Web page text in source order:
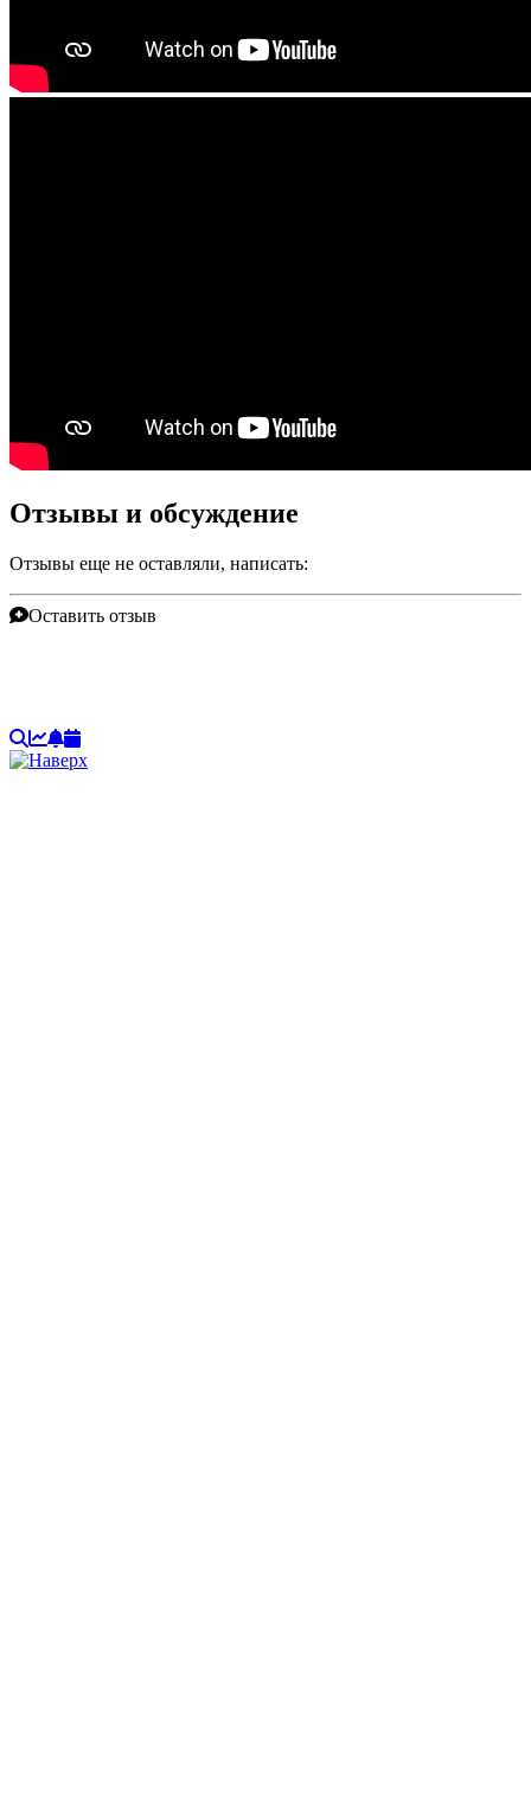
Отзывы и обсуждение
Отзывы еще не оставляли, написать:
Оставить отзыв